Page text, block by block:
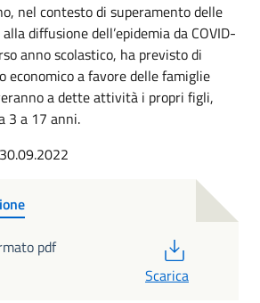
nel contesto di superamento delle
diffusione dell’epidemia da COVID-
anno scolastico, ha previsto di
economico a favore delle famiglie
a dette attività i propri figli,
3 a 17 anni.
pdf
Scarica